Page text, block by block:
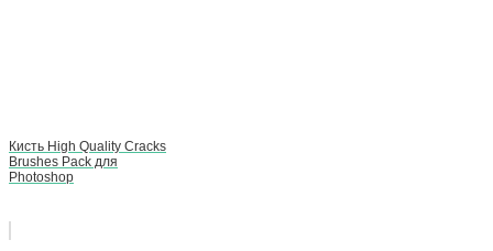
Кисть High Quality Cracks
Brushes Pack для
Photoshop